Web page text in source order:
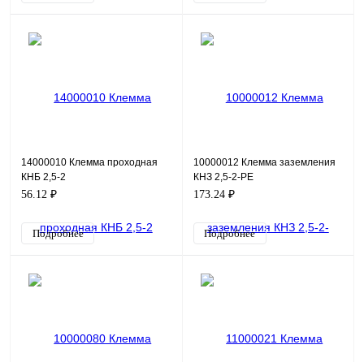
14000010 Клемма проходная
КНБ 2,5-2
56.12 ₽
Подробнее
10000012 Клемма заземления
КНЗ 2,5-2-PE
173.24 ₽
Подробнее